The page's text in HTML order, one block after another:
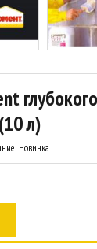
глубокого
л)
Новинка